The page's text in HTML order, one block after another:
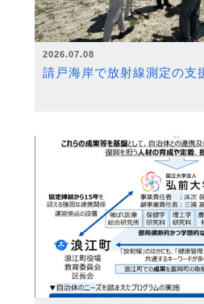
2026.07.08
請戸海岸で放射線測定の支